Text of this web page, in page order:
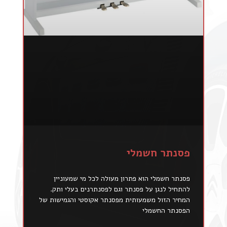
פסנתר חשמלי
פסנתר חשמלי הוא פתרון מעולה לכל מי שמעוניין
להתחיל לנגן על פסנתר וגם לפסנתרנים בעלי ותק.
המחיר הזול משמעותית מפסנתר אקוסטי והגמישות של
הפסנתר החשמלי